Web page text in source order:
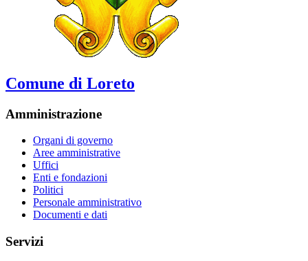
Comune di Loreto
Amministrazione
Organi di governo
Aree amministrative
Uffici
Enti e fondazioni
Politici
Personale amministrativo
Documenti e dati
Servizi